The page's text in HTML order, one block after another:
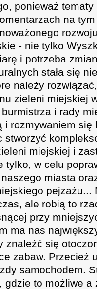
ponieważ
na
- nie tylko
i potrzeba
stała się
należy
zieleni miejskiej
i rady
i rozmywaniem się
stworzyć
miejskiej i
tylko, w celu
miasta
pejzażu...
ale robią to
przy
ma nas
znaleźć się
zabaw. Przecież
samochodem.
to możliwe a